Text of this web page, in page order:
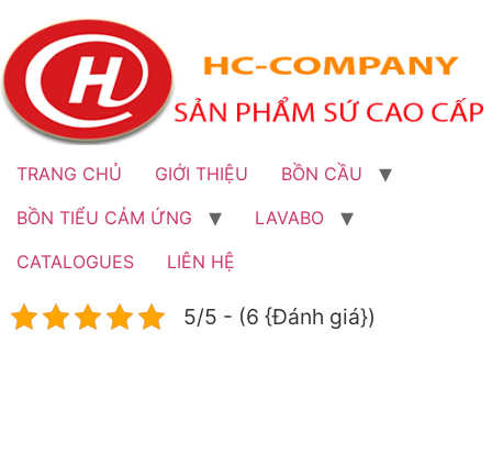
qua
đến
nội
dung
TRANG CHỦ GIỚI THIỆU
BỒN CẦU
BỒN TIỂU CẢM ỨNG
LAVABO
CATALOGUES
LIÊN HỆ
5/5 - (6 {Đánh giá})